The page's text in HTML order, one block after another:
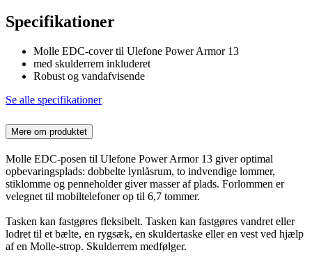
Specifikationer
Molle EDC-cover til Ulefone Power Armor 13
med skulderrem inkluderet
Robust og vandafvisende
Se alle specifikationer
Mere om produktet
Molle EDC-posen til Ulefone Power Armor 13 giver optimal
opbevaringsplads: dobbelte lynlåsrum, to indvendige lommer,
stiklomme og penneholder giver masser af plads. Forlommen er
velegnet til mobiltelefoner op til 6,7 tommer.
Tasken kan fastgøres fleksibelt. Tasken kan fastgøres vandret eller
lodret til et bælte, en rygsæk, en skuldertaske eller en vest ved hjælp
af en Molle-strop. Skulderrem medfølger.